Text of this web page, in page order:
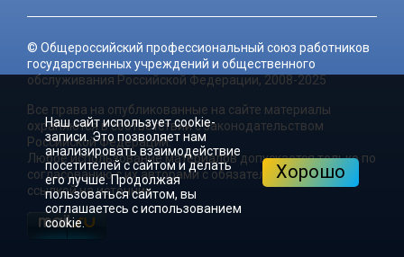
© Общероссийский профессиональный союз работников
государственных учреждений и общественного
обслуживания Российской Федерации, 2008-2025
Все права на опубликованные на сайте материалы
охраняются в соответствии с законодательством
Российской Федерации.
Любое использование материалов допускается только по
согласованию с их авторами с обязательной активной
ссылкой на источник.
Наш сайт использует cookie-
записи. Это позволяет нам
анализировать взаимодействие
посетителей с сайтом и делать
его лучше. Продолжая
пользоваться сайтом, вы
соглашаетесь с использованием
cookie.
Хорошо